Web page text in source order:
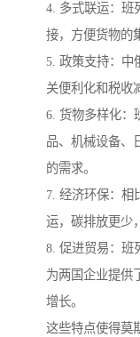
4. 多式联运：班
接，方便货物的
5. 政策支持：中
关便利化和税收
6. 货物多样化：
品、机械设备、
的需求。
7. 经济环保：相
运，碳排放更少
8. 促进贸易：班
为两国企业提供
增长。
这些特点使得莫